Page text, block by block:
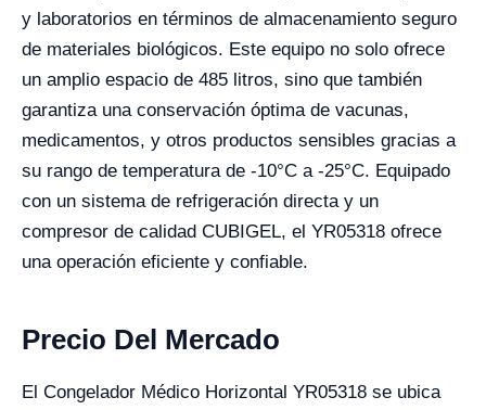
y laboratorios en términos de almacenamiento seguro
de materiales biológicos. Este equipo no solo ofrece
un amplio espacio de 485 litros, sino que también
garantiza una conservación óptima de vacunas,
medicamentos, y otros productos sensibles gracias a
su rango de temperatura de -10°C a -25°C. Equipado
con un sistema de refrigeración directa y un
compresor de calidad CUBIGEL, el YR05318 ofrece
una operación eficiente y confiable.
Precio Del Mercado
El Congelador Médico Horizontal YR05318 se ubica